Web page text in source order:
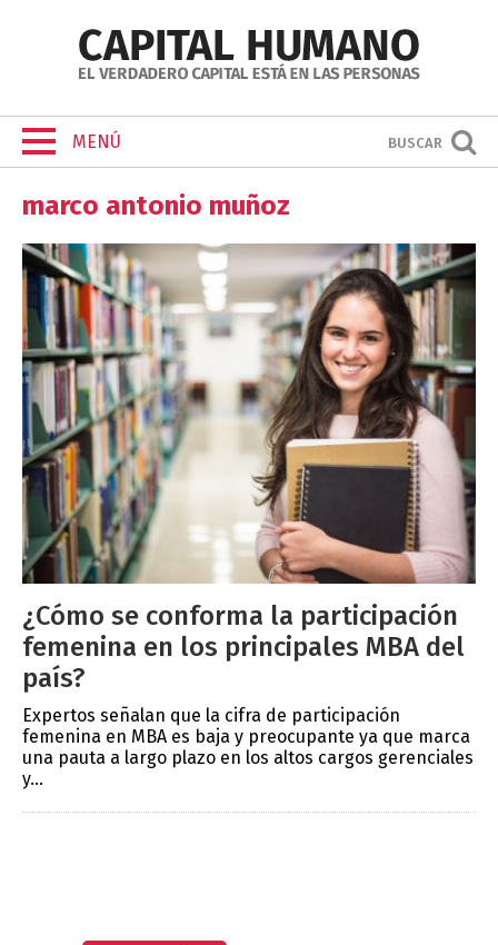
MENÚ BUSCAR
marco antonio muñoz
¿Cómo se conforma la participación
femenina en los principales MBA del
país?
Expertos señalan que la cifra de participación
femenina en MBA es baja y preocupante ya que marca
una pauta a largo plazo en los altos cargos gerenciales
y...